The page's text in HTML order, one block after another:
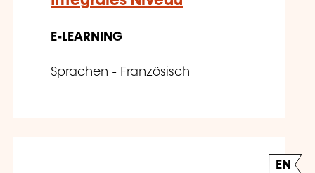
E-LEARNING
Sprachen - Französisch
EN